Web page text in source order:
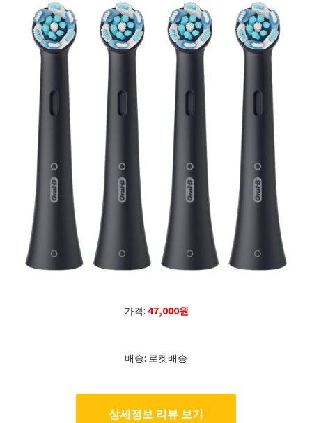
가격:47,000원
배송: 로켓배송
상세정보 리뷰 보기